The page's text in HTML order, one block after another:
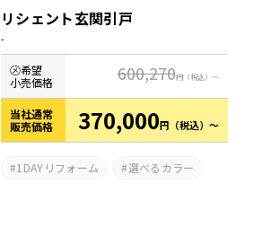
リシェント玄関引戸
-
㋱希望
小売価格
600,270円（税込）～
当社通常
販売価格
370,000円 （税込）～
1DAYリフォーム 選べるカラー